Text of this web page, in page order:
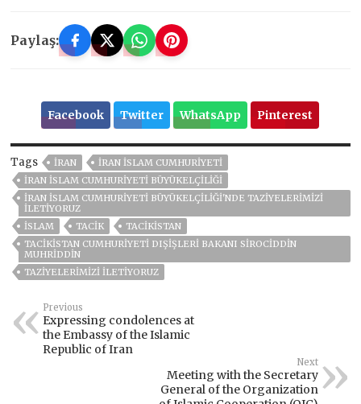
Paylaş:
Facebook Twitter WhatsApp Pinterest
Tags IRAN
İRAN İSLAM CUMHURIYETI
İRAN İSLAM CUMHURIYETI BÜYÜKELÇILIĞI
İRAN İSLAM CUMHURIYETI BÜYÜKELÇILIĞI'NDE TAZIYELERIMIZI
ILETIYORUZ
İSLAM
TACİK
TACİKİSTAN
TACIKISTAN CUMHURIYETI DIŞIŞLERI BAKANI SIROCIDDIN
MUHRIDDIN
TAZIYELERIMIZI ILETIYORUZ
Previous
Expressing condolences at
the Embassy of the Islamic
Republic of Iran
Next
Meeting with the Secretary
General of the Organization